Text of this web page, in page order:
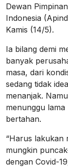
Dewan
Indonesia
Kamis (14/5).
Ia bilang demi
banyak
masa, dari
sedang tidak
menanjak.
menunggu
bertahan.
“Harus lakukan
mungkin
dengan Covid-